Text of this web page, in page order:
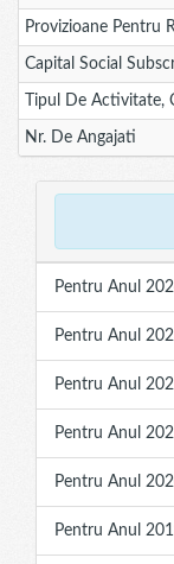
Provizioane Pentru
Capital Social
Tipul De Activitate,
Nr. De Angajati
Pentru Anul
Pentru Anul
Pentru Anul
Pentru Anul
Pentru Anul
Pentru Anul